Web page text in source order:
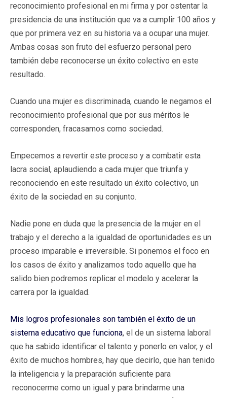
reconocimiento profesional en mi firma y por ostentar la
presidencia de una institución que va a cumplir 100 años y
que por primera vez en su historia va a ocupar una mujer.
Ambas cosas son fruto del esfuerzo personal pero
también debe reconocerse un éxito colectivo en este
resultado.
Cuando una mujer es discriminada, cuando le negamos el
reconocimiento profesional que por sus méritos le
corresponden, fracasamos como sociedad.
Empecemos a revertir este proceso y a combatir esta
lacra social, aplaudiendo a cada mujer que triunfa y
reconociendo en este resultado un éxito colectivo, un
éxito de la sociedad en su conjunto.
Nadie pone en duda que la presencia de la mujer en el
trabajo y el derecho a la igualdad de oportunidades es un
proceso imparable e irreversible. Si ponemos el foco en
los casos de éxito y analizamos todo aquello que ha
salido bien podremos replicar el modelo y acelerar la
carrera por la igualdad.
Mis logros profesionales son también el éxito de un
sistema educativo que funciona, el de un sistema laboral
que ha sabido identificar el talento y ponerlo en valor, y el
éxito de muchos hombres, hay que decirlo, que han tenido
la inteligencia y la preparación suficiente para
reconocerme como un igual y para brindarme una